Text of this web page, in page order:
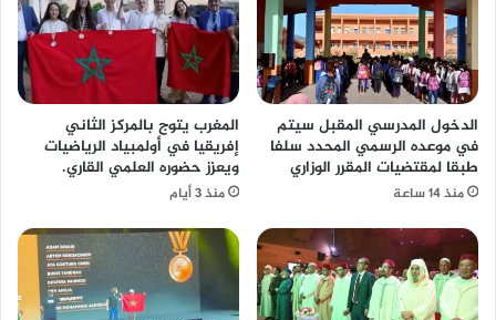
الدخول المدرسي المقبل سیتم
في موعده الرسمي المحدد سلفا
طبقا لمقتضیات المقرر الوزاري
منذ 14 ساعة
المغرب يتوج بالمركز الثاني
إفريقيا في أولمبياد الرياضيات
ويعزز حضوره العلمي القاري.
منذ 3 أيام